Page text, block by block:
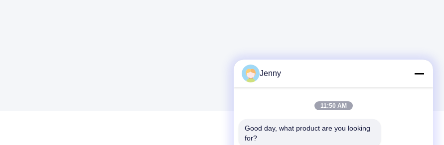
Jenny
11:50 AM
Good day, what product are you looking
for?